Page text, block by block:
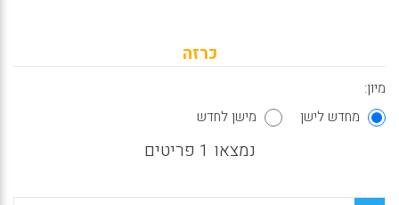
כרזה
מיון:
מחדש לישן
מישן לחדש
נמצאו 1 פריטים